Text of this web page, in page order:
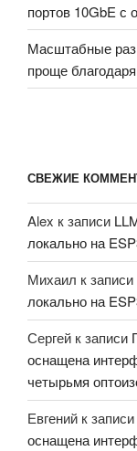
портов 10GbE
Масштабные
проще
СВЕЖИЕ
Alex к записи
локально на
Михаил к записи
локально на
Сергей к записи
оснащена
четырьмя
Евгений к записи
оснащена